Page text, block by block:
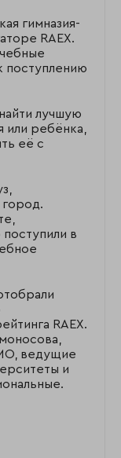
гимназия-
RAEX.
поступлению
лучшую
ребёнка,
её с
город.
в
RAEX.
ведущие
и